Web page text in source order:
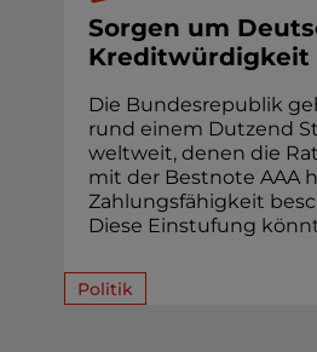
Sorgen um
Kreditwürdigkeit
Die Bundesrepublik
rund einem Dutzend
weltweit, denen die
mit der Bestnote AAA
Zahlungsfähigkeit
Diese Einstufung könn
Politik